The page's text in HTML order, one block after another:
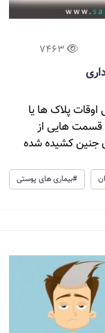
7463
اوقات پلاک ها یا
قسمت هایی از
جنین کشیده شده
#بیماری های پوستی